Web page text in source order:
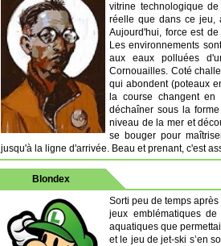
vitrine technologique
réelle que dans ce jeu,
Aujourd'hui, force est
Les environnements
aux eaux polluées
Cornouailles. Coté
qui abondent (poteaux
la course changent
déchaîner sous la
niveau de la mer et
se bouger pour
jusqu'à la ligne d'arrivée. Beau et prenant, c'est
Blondex
Sorti peu de temps
jeux emblématiques
aquatiques que
et le jeu de jet-ski s’en